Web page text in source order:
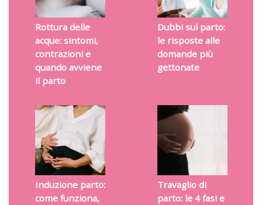
Rottura delle
acque: sintomi,
contrazioni e
quando avviene
il parto
Dubbi sul parto:
le risposte alle
domande più
gettonate
Induzione parto:
come funziona,
Travaglio di
parto: le 4 fasi e